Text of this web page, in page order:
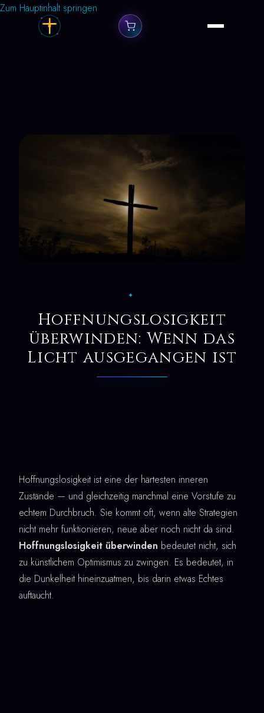
Zum Hauptinhalt springen
✦
Hoffnungslosigkeit
überwinden: Wenn das
Licht ausgegangen ist
Hoffnungslosigkeit ist eine der härtesten inneren
Zustände — und gleichzeitig manchmal eine Vorstufe zu
echtem Durchbruch. Sie kommt oft, wenn alte Strategien
nicht mehr funktionieren, neue aber noch nicht da sind.
Hoffnungslosigkeit überwinden bedeutet nicht, sich
zu künstlichem Optimismus zu zwingen. Es bedeutet, in
die Dunkelheit hineinzuatmen, bis darin etwas Echtes
auftaucht.